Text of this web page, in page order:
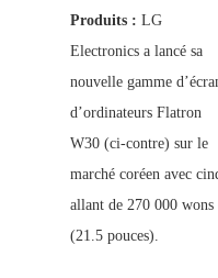
Produits : LG
Electronics a lancé sa
nouvelle gamme
d’ordinateurs Flatron
W30 (ci-contre) sur le
marché coréen avec
allant de 270 000
(21.5 pouces).